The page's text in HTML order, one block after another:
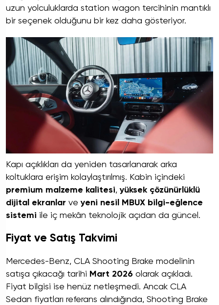
uzun yolculuklarda station wagon tercihinin mantıklı
bir seçenek olduğunu bir kez daha gösteriyor.
Kapı açıklıkları da yeniden tasarlanarak arka
koltuklara erişim kolaylaştırılmış. Kabin içindeki
premium malzeme kalitesi,yüksek çözünürlüklü
dijital ekranlar veyeni nesil MBUX bilgi-eğlence
sistemi ile iç mekân teknolojik açıdan da güncel.
Fiyat ve Satış Takvimi
Mercedes-Benz, CLA Shooting Brake modelinin
satışa çıkacağı tarihi Mart 2026 olarak açıkladı.
Fiyat bilgisi ise henüz netleşmedi. Ancak CLA
Sedan fiyatları referans alındığında, Shooting Brake